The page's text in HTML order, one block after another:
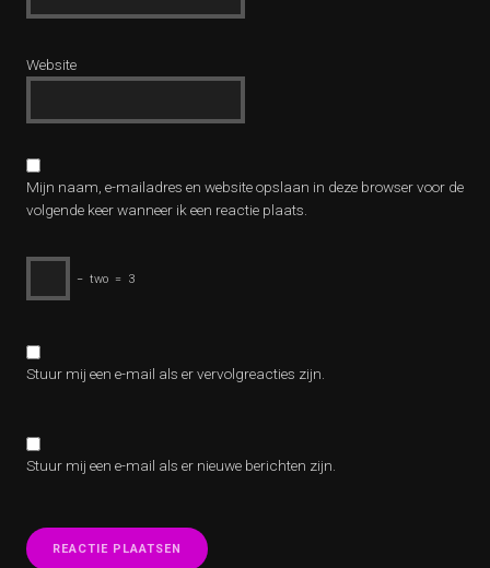
Website
Mijn naam, e-mailadres en website opslaan in deze browser voor de
volgende keer wanneer ik een reactie plaats.
− two = 3
Stuur mij een e-mail als er vervolgreacties zijn.
Stuur mij een e-mail als er nieuwe berichten zijn.